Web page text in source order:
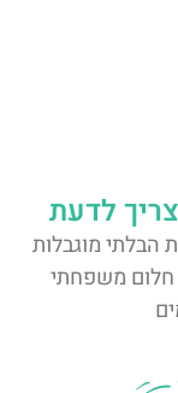
לדעת
הבלתי מוגבלות
חלום משפחתי